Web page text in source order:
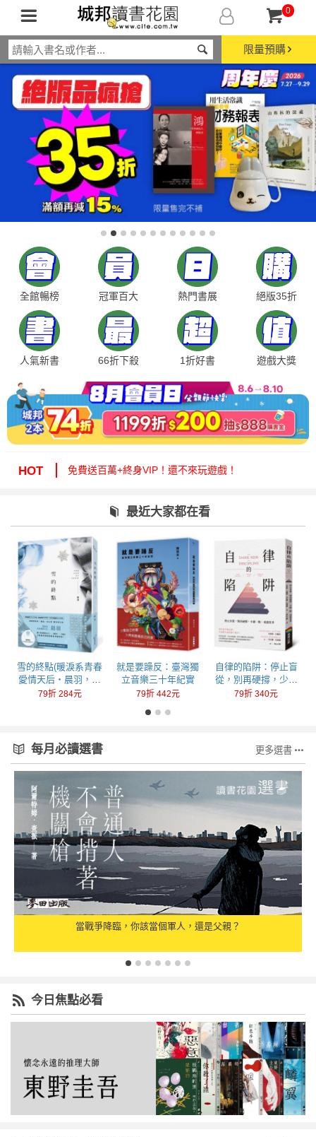
0
限量預購
全館暢榜 冠軍百大 熱門書展 絕版35折
人氣新書 66折下殺 1折好書 遊戲大獎
HOT
絕版35折，年度唯一！快來周年慶逛逛！
周年慶1折起！滿額再減15%送6折券！
最近大家都在看
雪的終點(暖淚系青春
愛情天后‧晨羽，全
新加筆黑暗純愛系列
79折 284元
就是要躁反：臺灣獨
立音樂三十年紀實
79折 442元
自律的陷阱：停止盲
從，別再硬撐，少做
一點，成就更多
79折 340元
每月必讀選書 更多選書
當戰爭降臨，你該當個軍人，還是父親？
今日焦點必看